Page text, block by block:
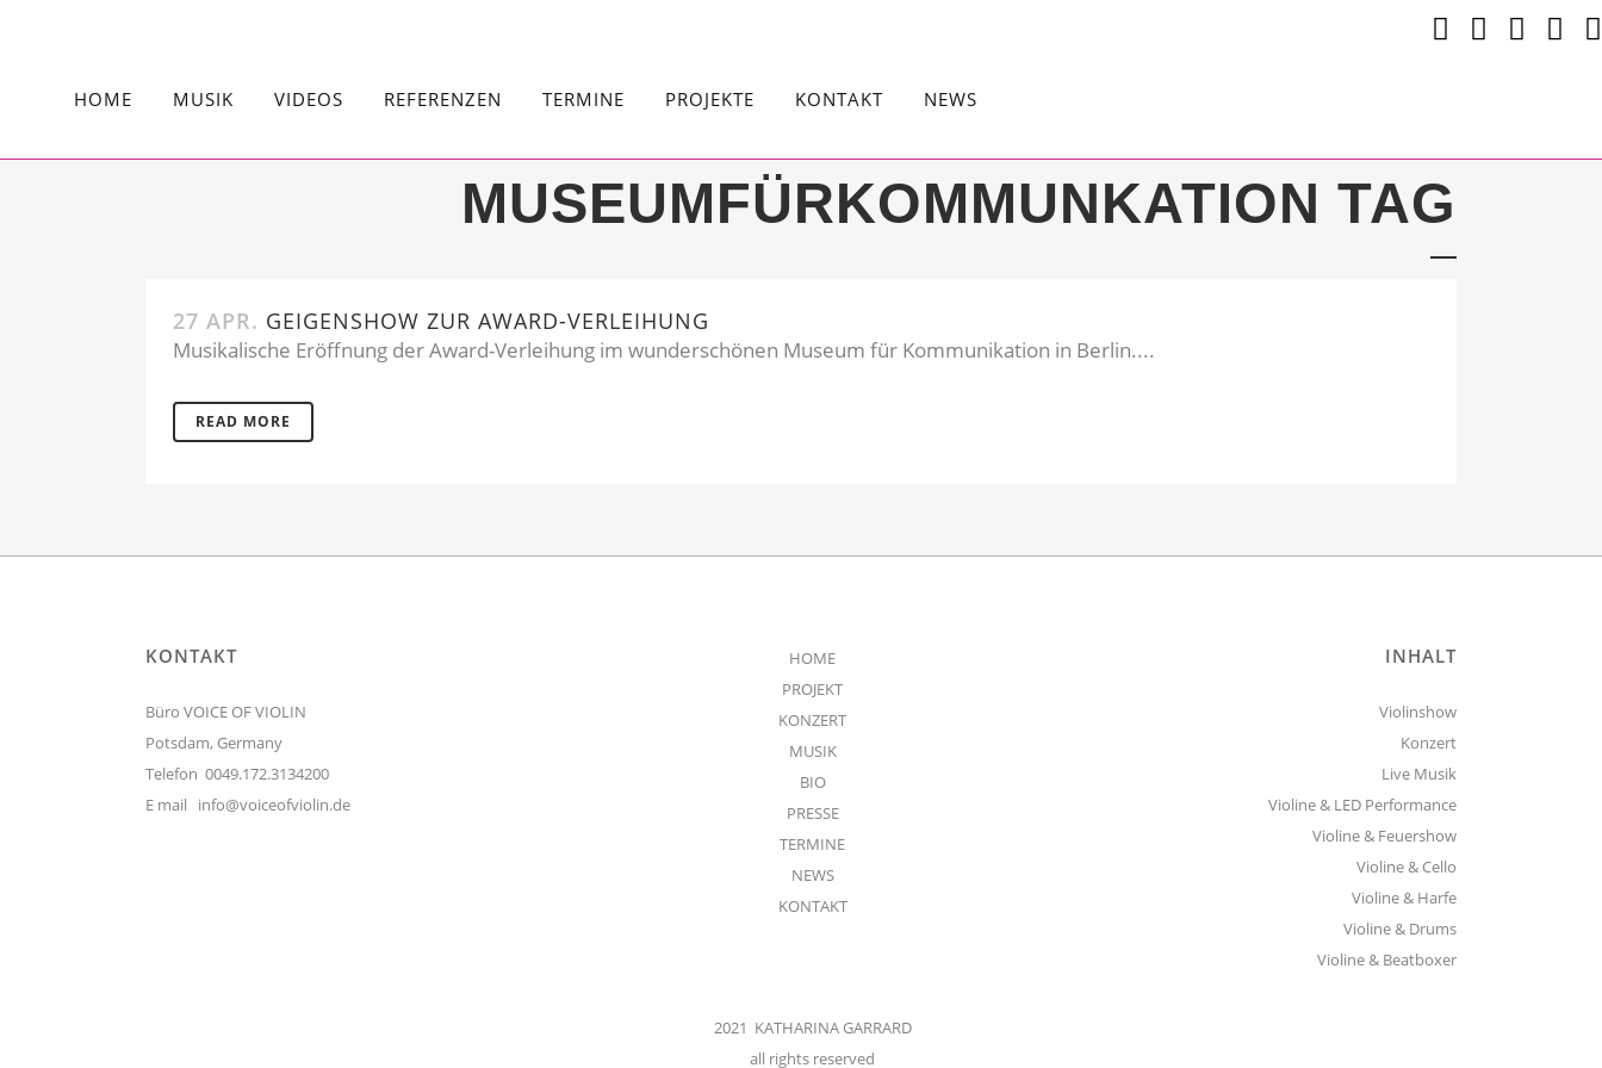
HOME MUSIK VIDEOS REFERENZEN TERMINE PROJEKTE KONTAKT NEWS
MUSEUMFÜRKOMMUNKATION TAG
27 APR. GEIGENSHOW ZUR AWARD-VERLEIHUNG
Musikalische Eröffnung der Award-Verleihung im wunderschönen Museum für Kommunikation in Berlin....
READ MORE
KONTAKT
Büro VOICE OF VIOLIN
Potsdam, Germany
Telefon 0049.172.3134200
E mail info@voiceofviolin.de
HOME
PROJEKT
KONZERT
MUSIK
BIO
PRESSE
TERMINE
NEWS
KONTAKT
2021 KATHARINA GARRARD
all rights reserved
INHALT
Violinshow
Konzert
Live Musik
Violine & LED Performance
Violine & Feuershow
Violine & Cello
Violine & Harfe
Violine & Drums
Violine & Beatboxer